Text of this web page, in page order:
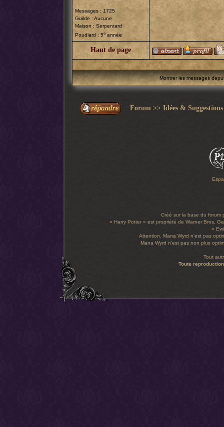
Messages : 1725
Guilde : Aucune
Maison : Serpentard
Poudlard : 5eannée
Haut de page
Montrer les messages
Forum >> Idées & Suggestions
Créé sur la base du forum
« Harry Potter » est propriété de Warner Bros,
«
Attention, Mana Wyrd n'est pas
Mana Wyrd n'est pas non plus
Tout
Toute